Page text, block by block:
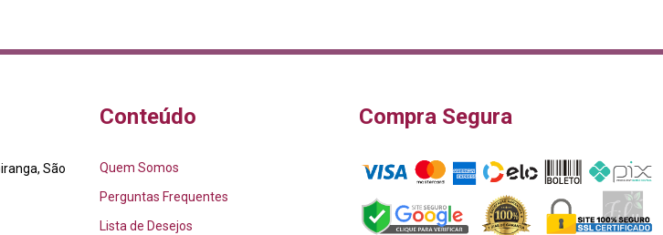
São
Conteúdo
Quem Somos
Perguntas Frequentes
Lista de Desejos
Compra Segura